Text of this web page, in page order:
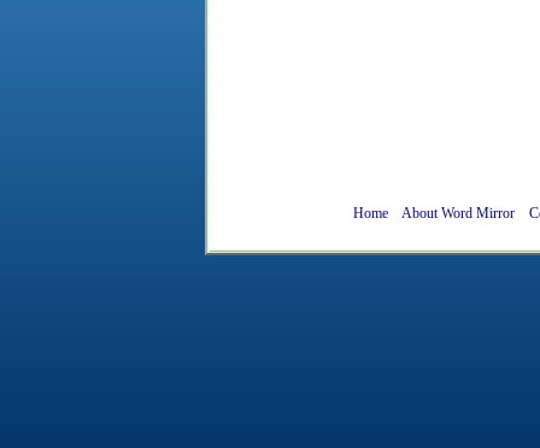
Home About Word Mirror